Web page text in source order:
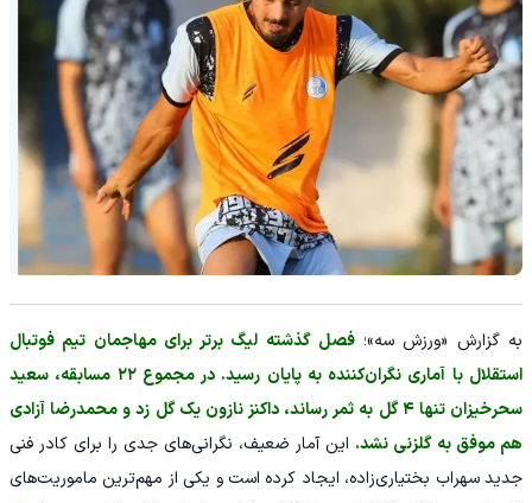
به گزارش «ورزش سه»؛فصل گذشته لیگ برتر برای مهاجمان تیم فوتبال
استقلال با آماری نگران‌کننده به پایان رسید. در مجموع ۲۲ مسابقه، سعید
سحرخیزان تنها ۴ گل به ثمر رساند، داکنز نازون یک گل زد و محمدرضا آزادی
هم موفق به گلزنی نشد. این آمار ضعیف، نگرانی‌های جدی را برای کادر فنی
جدید سهراب بختیاری‌زاده، ایجاد کرده است و یکی از مهم‌ترین ماموریت‌های